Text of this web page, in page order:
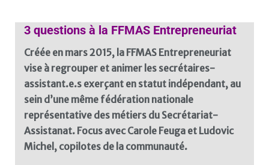
3 questions à la FFMAS Entrepreneuriat
Créée en mars 2015, la FFMAS Entrepreneuriat
vise à regrouper et animer les secrétaires-
assistant.e.s exerçant en statut indépendant, au
sein d’une même fédération nationale
représentative des métiers du Secrétariat-
Assistanat. Focus avec Carole Feuga et Ludovic
Michel, copilotes de la communauté.